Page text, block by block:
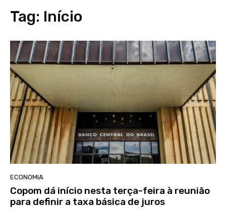
Tag: Início
ECONOMIA
Copom dá início nesta terça-feira à reunião
para definir a taxa básica de juros